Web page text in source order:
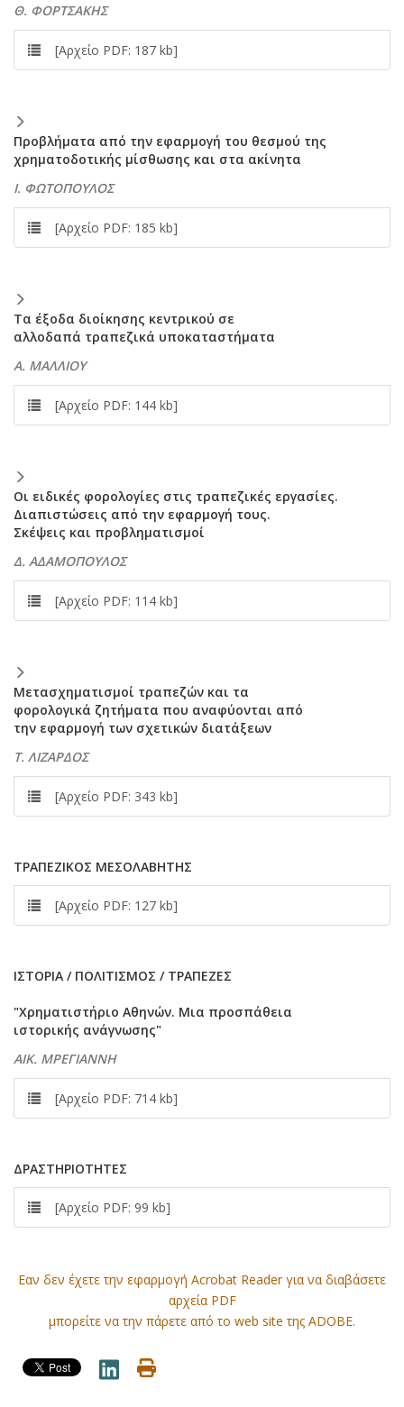
Θ. ΦΟΡΤΣΑΚΗΣ
[Αρχείο PDF: 187 kb]
Προβλήματα από την εφαρμογή του θεσμού της
χρηματοδοτικής μίσθωσης και στα ακίνητα
Ι. ΦΩΤΟΠΟΥΛΟΣ
[Αρχείο PDF: 185 kb]
Τα έξοδα διοίκησης κεντρικού σε
αλλοδαπά τραπεζικά υποκαταστήματα
Α. ΜΑΛΛΙΟΥ
[Αρχείο PDF: 144 kb]
Οι ειδικές φορολογίες στις τραπεζικές εργασίες.
Διαπιστώσεις από την εφαρμογή τους.
Σκέψεις και προβληματισμοί
Δ. ΑΔΑΜΟΠΟΥΛΟΣ
[Αρχείο PDF: 114 kb]
Μετασχηματισμοί τραπεζών και τα
φορολογικά ζητήματα που αναφύονται από
την εφαρμογή των σχετικών διατάξεων
Τ. ΛΙΖΑΡΔΟΣ
[Αρχείο PDF: 343 kb]
ΤΡΑΠΕΖΙΚΟΣ ΜΕΣΟΛΑΒΗΤΗΣ
[Αρχείο PDF: 127 kb]
ΙΣΤΟΡΙΑ / ΠΟΛΙΤΙΣΜΟΣ / ΤΡΑΠΕΖΕΣ
"Χρηματιστήριο Αθηνών. Μια προσπάθεια
ιστορικής ανάγνωσης"
ΑΙΚ. ΜΡΕΓΙΑΝΝΗ
[Αρχείο PDF: 714 kb]
ΔΡΑΣΤΗΡΙΟΤΗΤΕΣ
[Αρχείο PDF: 99 kb]
Εαν δεν έχετε την εφαρμογή Acrobat Reader για να διαβάσετε
αρχεία PDF
μπορείτε να την πάρετε από το web site της ADOBE.